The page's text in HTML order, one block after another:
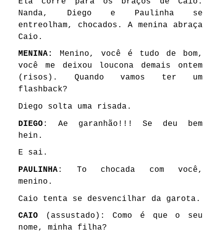
Nanda, Diego e Paulinha se
entreolham, chocados. A menina abraça
Caio.
MENINA: Menino, você é tudo de bom,
você me deixou loucona demais ontem
(risos). Quando vamos ter um
flashback?
Diego solta uma risada.
DIEGO : Ae garanhão!!! Se deu bem
hein.
E sai.
PAULINHA: To chocada com você,
menino.
Caio tenta se desvencilhar da garota.
CAIO (assustado): Como é que o seu
nome, minha filha?